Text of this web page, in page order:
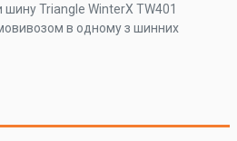
Triangle WinterX TW401
в одному з шинних